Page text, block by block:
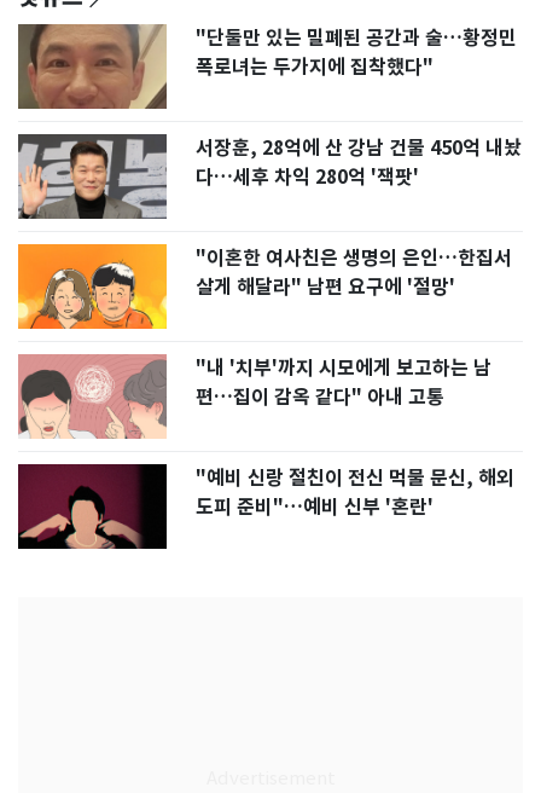
"단둘만 있는 밀폐된 공간과 술…황정민
폭로녀는 두가지에 집착했다"
서장훈, 28억에 산 강남 건물 450억 내놨
다…세후 차익 280억 '잭팟'
"이혼한 여사친은 생명의 은인…한집서
살게 해달라" 남편 요구에 '절망'
"내 '치부'까지 시모에게 보고하는 남
편…집이 감옥 같다" 아내 고통
"예비 신랑 절친이 전신 먹물 문신, 해외
도피 준비"…예비 신부 '혼란'